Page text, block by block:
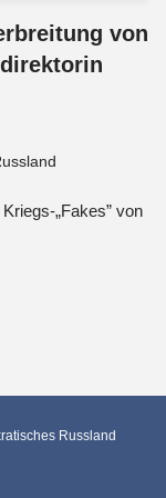
von
„Fakes” von
Russland